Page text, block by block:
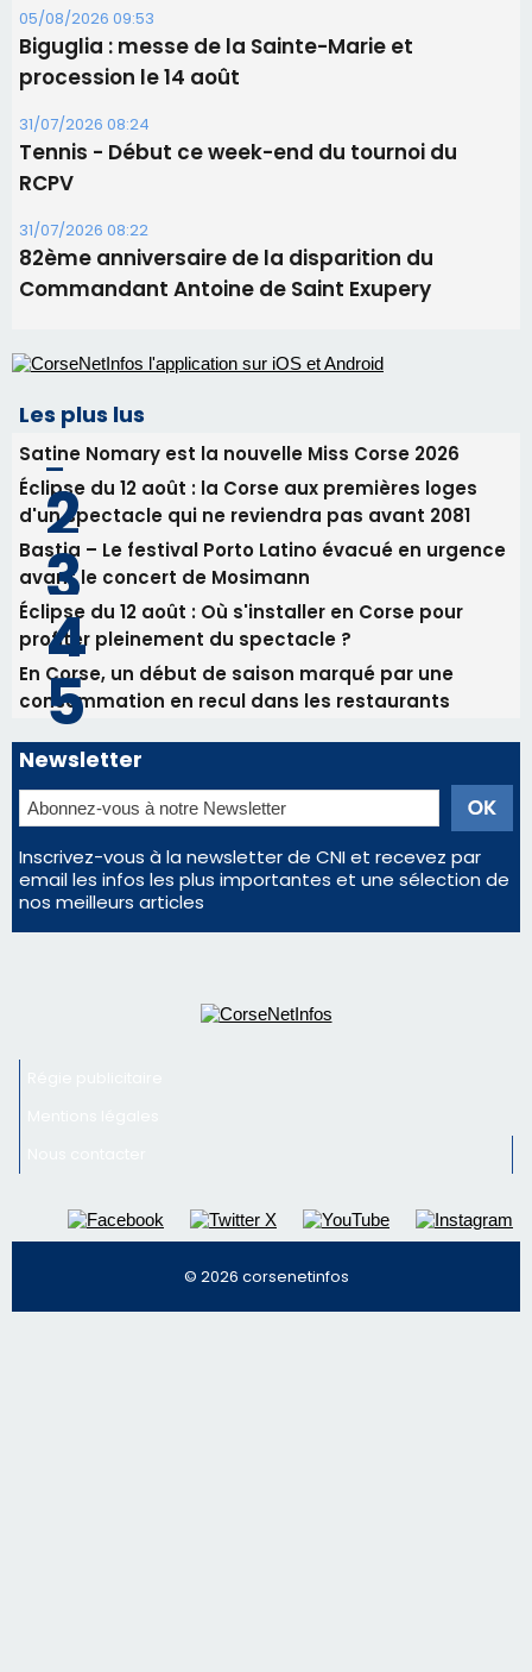
31/07/2026 08:22
82ème anniversaire de la disparition du
Commandant Antoine de Saint Exupery
Les plus lus
Satine Nomary est la nouvelle Miss Corse 2026
Éclipse du 12 août : la Corse aux premières loges
d'un spectacle qui ne reviendra pas avant 2081
avant le concert de Mosimann
profiter pleinement du spectacle ?
En Corse, un début de saison marqué par une
consommation en recul dans les restaurants
Newsletter
Inscrivez-vous à la newsletter de CNI et recevez par
email les infos les plus importantes et une sélection de
nos meilleurs articles
Régie publicitaire
Mentions légales
Nous contacter